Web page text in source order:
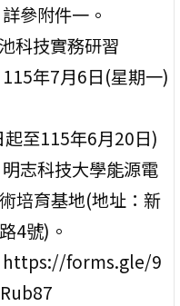
參附件一。
科技實務研習
年7月6日(星期一)
至115年6月20日)
志科技大學能源電
培育基地(地址：新
4號)。
https://forms.gle/9